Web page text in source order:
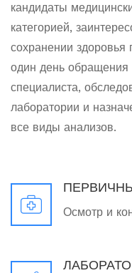
кандидаты
категорией,
сохранении
один день обращения
специалиста,
лаборатории и
все виды анализов.
Осмотр и